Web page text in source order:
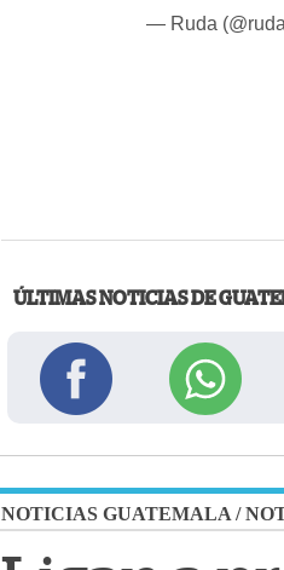
— Ruda
ÚLTIMAS NOTICIAS DE
NOTICIAS GUATEMALA /